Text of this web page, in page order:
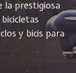
la prestigiosa
y bicis para